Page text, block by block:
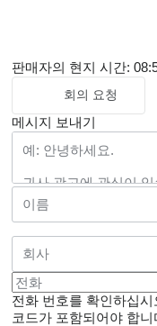
판매자의 현지 시간:
회의 요청
메시지 보내기
전화 번호를 확인하십
코드가 포함되어야 합니